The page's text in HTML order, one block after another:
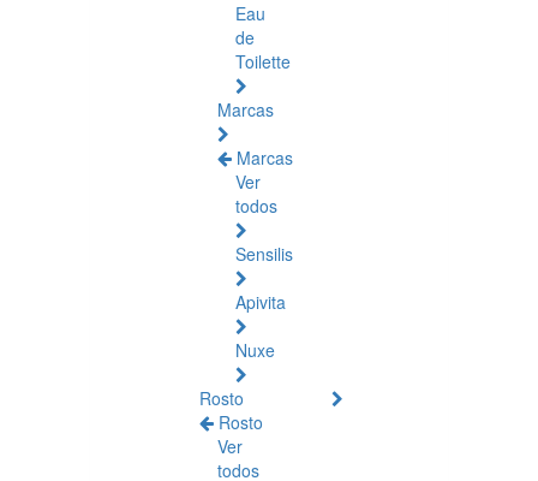
Eau
de
Toilette
Marcas
Marcas
Ver
todos
Sensilis
Apivita
Nuxe
Rosto
Rosto
Ver
todos